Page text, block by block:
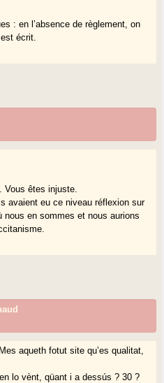
: en l’absence de règlement, on
écrit.
Vous êtes injuste.
avaient eu ce niveau réflexion sur
nous en sommes et nous aurions
aqueth fotut site qu’es qualitat,
lo vènt, qüant i a dessús ? 30 ?